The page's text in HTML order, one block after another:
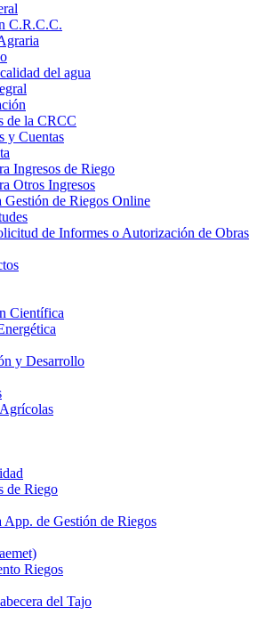
C.R.C.C.
del agua
de la CRCC
y Cuentas
Ingresos de Riego
Otros Ingresos
Gestión de Riegos Online
de Informes o Autorización de Obras
Científica
y Desarrollo
de Riego
App. de Gestión de Riegos
Riegos
del Tajo